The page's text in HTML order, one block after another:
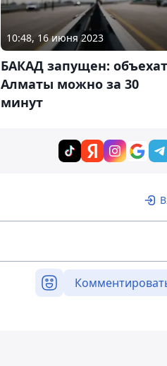
10:48, 16 июня 2023
БАКАД запущен:
Алматы можно за 30
минут